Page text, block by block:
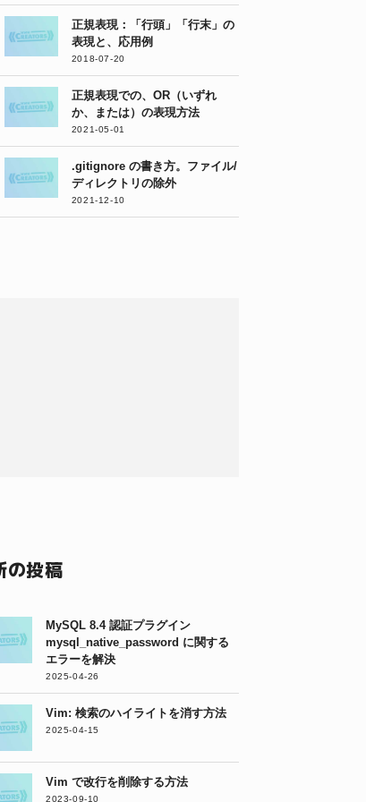
正規表現：「行頭」「行末」の
表現と、応用例
2018-07-20
正規表現での、OR（いずれ
か、または）の表現方法
2021-05-01
.gitignore の書き方。ファイル/
ディレクトリの除外
2021-12-10
の投稿
MySQL 8.4 認証プラグイン
mysql_native_password に関する
エラーを解決
2025-04-26
Vim: 検索のハイライトを消す方法
2025-04-15
Vim で改行を削除する方法
2023-09-10